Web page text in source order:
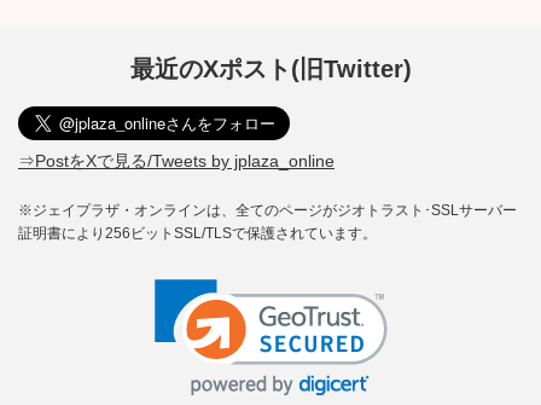
最近のXポスト(旧Twitter)
⇒PostをXで見る/Tweets by jplaza_online
※ジェイプラザ・オンラインは、全てのページがジオトラスト･SSLサーバー
証明書により256ビットSSL/TLSで保護されています。